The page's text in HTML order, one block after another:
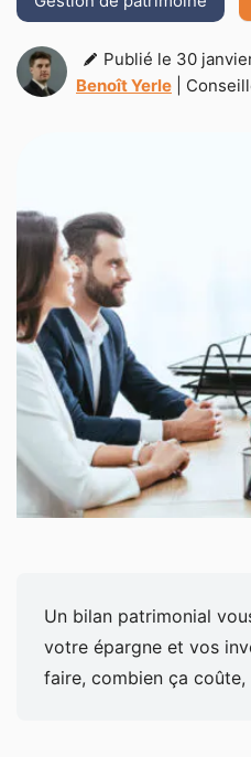
Publié le 30
Benoît Yerle
|
Un bilan patrimonial
votre épargne et vos
faire, combien ça coûte,